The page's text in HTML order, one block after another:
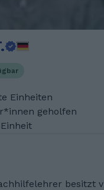
Einheiten
geholfen
besitzt